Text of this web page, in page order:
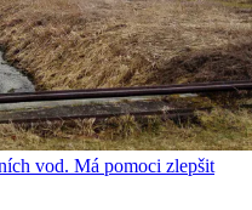
vod. Má pomoci zlepšit